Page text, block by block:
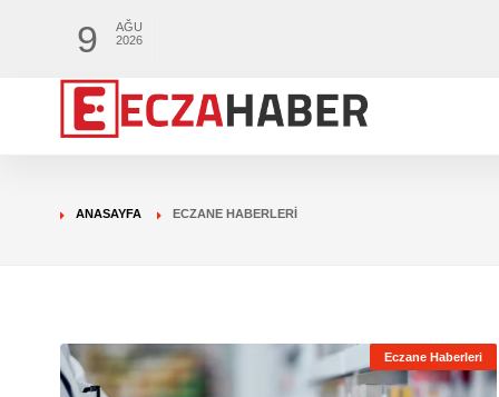
9
AĞU
2026
ANASAYFA ECZANE HABERLERI
Eczane Haberleri